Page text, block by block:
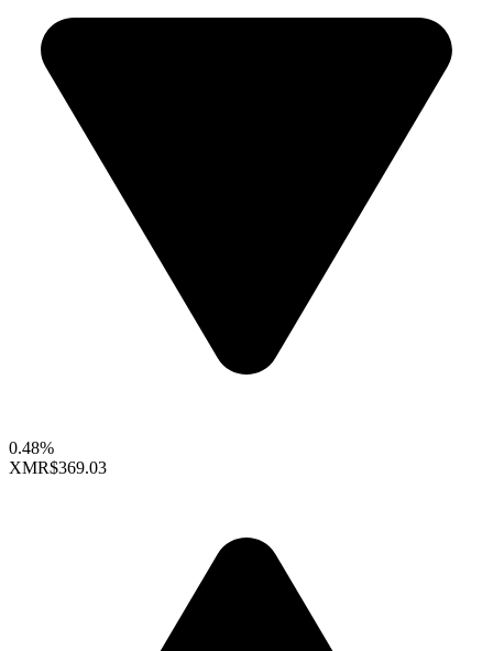
0.48%
XMR$369.03